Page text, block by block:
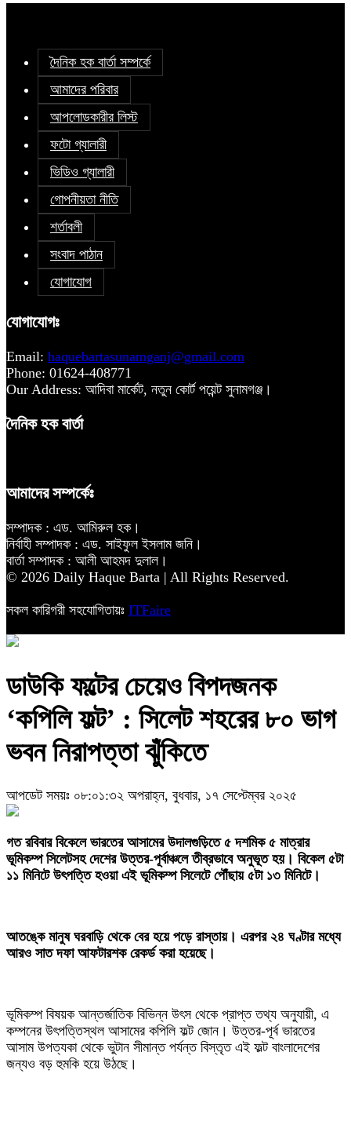
দৈনিক হক বার্তা সম্পর্কে
আমাদের পরিবার
আপলোডকারীর লিস্ট
ফটো গ্যালারী
ভিডিও গ্যালারী
গোপনীয়তা নীতি
শর্তাবলী
সংবাদ পাঠান
যোগাযোগ
যোগাযোগঃ
Email: haquebartasunamganj@gmail.com
Phone: 01624-408771
Our Address: আদিবা মার্কেট, নতুন কোর্ট পয়েন্ট সুনামগঞ্জ।
দৈনিক হক বার্তা
আমাদের সম্পর্কেঃ
সম্পাদক : এড. আমিরুল হক।
নির্বাহী সম্পাদক : এড. সাইফুল ইসলাম জনি।
বার্তা সম্পাদক : আলী আহমদ দুলাল।
© 2026 Daily Haque Barta | All Rights Reserved.
সকল কারিগরী সহযোগিতায়ঃ ITFaire
ডাউকি ফল্টের চেয়েও বিপদজনক
‘কপিলি ফল্ট’ : সিলেট শহরের ৮০ ভাগ
ভবন নিরাপত্তা ঝুঁকিতে
আপডেট সময়ঃ ০৮:০১:৩২ অপরাহ্ন, বুধবার, ১৭ সেপ্টেম্বর ২০২৫
গত রবিবার বিকেলে ভারতের আসামের উদালগুড়িতে ৫ দশমিক ৫ মাত্রার
ভূমিকম্প সিলেটসহ দেশের উত্তর-পূর্বাঞ্চলে তীব্রভাবে অনুভূত হয়। বিকেল ৫টা
১১ মিনিটে উৎপত্তি হওয়া এই ভূমিকম্প সিলেটে পৌঁছায় ৫টা ১৩ মিনিটে।
‎আতঙ্কে মানুষ ঘরবাড়ি থেকে বের হয়ে পড়ে রাস্তায়। এরপর ২৪ ঘণ্টার মধ্যে
আরও সাত দফা আফটারশক রেকর্ড করা হয়েছে।
‎ভূমিকম্প বিষয়ক আন্তর্জাতিক বিভিন্ন উৎস থেকে প্রাপ্ত তথ্য অনুযায়ী, এ
কম্পনের উৎপত্তিস্থল আসামের কপিলি ফল্ট জোন। উত্তর-পূর্ব ভারতের
আসাম উপত্যকা থেকে ভুটান সীমান্ত পর্যন্ত বিস্তৃত এই ফল্ট বাংলাদেশের
জন্যও বড় হুমকি হয়ে উঠছে।